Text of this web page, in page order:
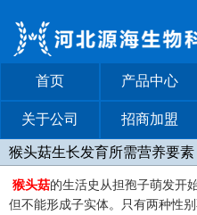
首页 产品中心
关于公司 招商加盟
猴头菇生长发育所需营养要素
猴头菇的生活史从担孢子萌发开
但不能形成子实体。只有两种性